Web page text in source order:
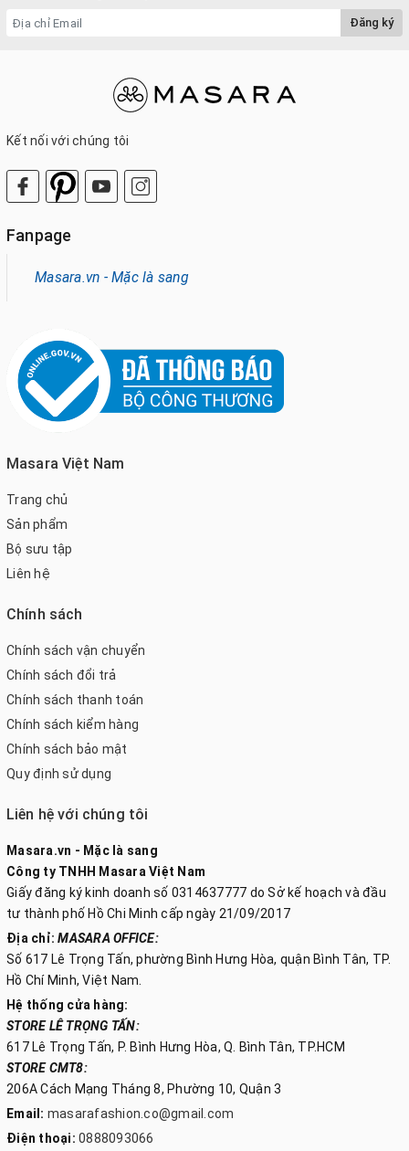
Đăng ký
Kết nối với chúng tôi
Fanpage
Masara.vn - Mặc là sang
Masara Việt Nam
Trang chủ
Sản phẩm
Bộ sưu tập
Liên hệ
Chính sách
Chính sách vận chuyển
Chính sách đổi trả
Chính sách thanh toán
Chính sách kiểm hàng
Chính sách bảo mật
Quy định sử dụng
Liên hệ với chúng tôi
Masara.vn - Mặc là sang
Công ty TNHH Masara Việt Nam
Giấy đăng ký kinh doanh số 0314637777 do Sở kế hoạch và đầu
tư thành phố Hồ Chi Minh cấp ngày 21/09/2017
Địa chỉ: MASARA OFFICE:
Số 617 Lê Trọng Tấn, phường Bình Hưng Hòa, quận Bình Tân, TP.
Hồ Chí Minh, Việt Nam.
Hệ thống cửa hàng:
STORE LÊ TRỌNG TẤN:
617 Lê Trọng Tấn, P. Bình Hưng Hòa, Q. Bình Tân, TP.HCM
STORE CMT8:
206A Cách Mạng Tháng 8, Phường 10, Quận 3
Email: masarafashion.co@gmail.com
Điện thoại: 0888093066